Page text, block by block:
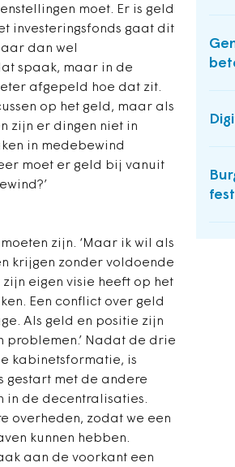
moet. Er is geld
investeringsfonds gaat dit
dan wel
spaak, maar in de
afgepeld hoe dat zit.
op het geld, maar als
zijn er dingen niet in
in medebewind
moet er geld bij vanuit
zijn. ‘Maar ik wil als
krijgen zonder voldoende
eigen visie heeft op het
Een conflict over geld
Als geld en positie zijn
problemen.’ Nadat de drie
kabinetsformatie, is
gestart met de andere
in de decentralisaties.
overheden, zodat we een
kunnen hebben.
aan de voorkant een